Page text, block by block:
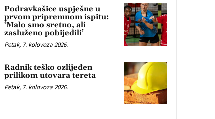
Podravkašice uspješne u
prvom pripremnom ispitu:
‘Malo smo sretno, ali
zasluženo pobijedili’
Petak, 7. kolovoza 2026.
Radnik teško ozlijeđen
prilikom utovara tereta
Petak, 7. kolovoza 2026.